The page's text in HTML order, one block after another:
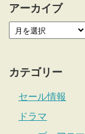
アーカイブ
カテゴリー
セール情報
ドラマ